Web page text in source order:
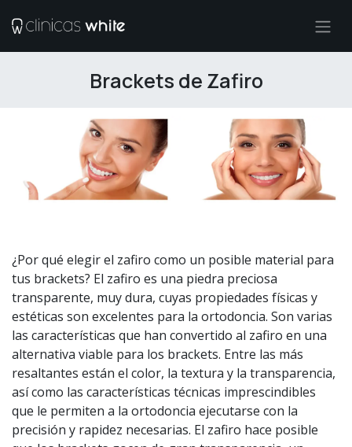
Brackets de Zafiro
¿Por qué elegir el zafiro como un posible material para
tus brackets? El zafiro es una piedra preciosa
transparente, muy dura, cuyas propiedades físicas y
estéticas son excelentes para la ortodoncia. Son varias
las características que han convertido al zafiro en una
alternativa viable para los brackets. Entre las más
resaltantes están el color, la textura y la transparencia,
así como las características técnicas imprescindibles
que le permiten a la ortodoncia ejecutarse con la
precisión y rapidez necesarias. El zafiro hace posible